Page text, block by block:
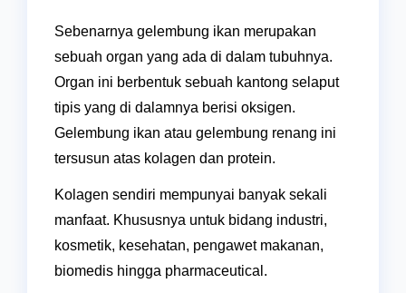
Sebenarnya gelembung ikan merupakan
sebuah organ yang ada di dalam tubuhnya.
Organ ini berbentuk sebuah kantong selaput
tipis yang di dalamnya berisi oksigen.
Gelembung ikan atau gelembung renang ini
tersusun atas kolagen dan protein.
Kolagen sendiri mempunyai banyak sekali
manfaat. Khususnya untuk bidang industri,
kosmetik, kesehatan, pengawet makanan,
biomedis hingga pharmaceutical.